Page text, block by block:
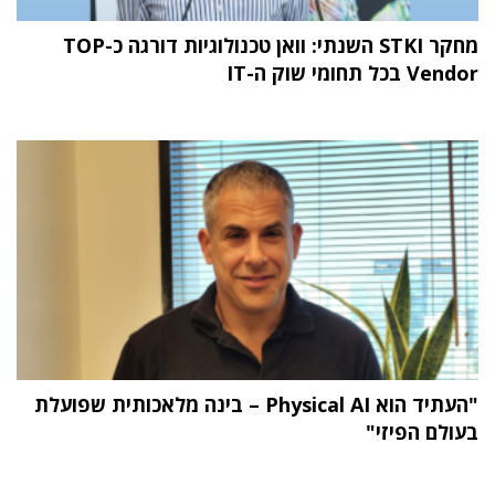
מחקר STKI השנתי: וואן טכנולוגיות דורגה כ-TOP
Vendor בכל תחומי שוק ה-IT
"העתיד הוא Physical AI – בינה מלאכותית שפועלת
בעולם הפיזי"